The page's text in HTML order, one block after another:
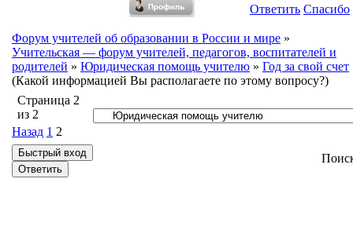
Ответить Спасибо
Форум учителей об образовании в России и мире »
Учительская — форум учителей, педагогов, воспитателей и
родителей » Юридическая помощь учителю » Год за свой счет
(Какой информацией Вы располагаете по этому вопросу?)
Страница 2
из 2
Назад 1 2